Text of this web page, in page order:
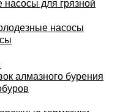
для грязной
насосы
алмазного бурения